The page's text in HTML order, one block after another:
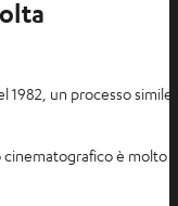
1982, un processo
cinematografico è molto